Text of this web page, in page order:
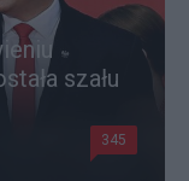
szału
345